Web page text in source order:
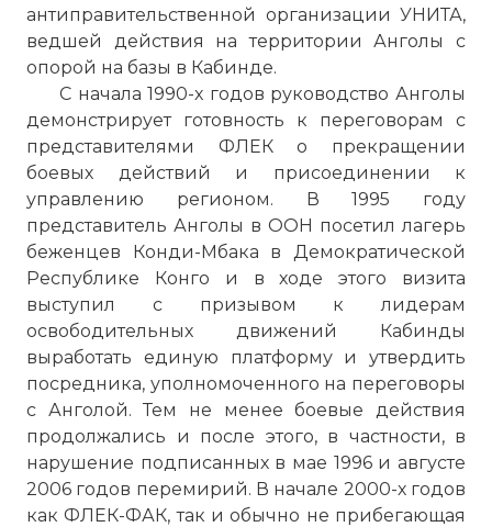
антиправительственной организации УНИТА,
ведшей действия на территории Анголы с
опорой на базы в Кабинде.
С начала 1990-х годов руководство Анголы
демонстрирует готовность к переговорам с
представителями ФЛЕК о прекращении
боевых действий и присоединении к
управлению регионом. В 1995 году
представитель Анголы в ООН посетил лагерь
беженцев Конди-Мбака в Демократической
Республике Конго и в ходе этого визита
выступил с призывом к лидерам
освободительных движений Кабинды
выработать единую платформу и утвердить
посредника, уполномоченного на переговоры
с Анголой. Тем не менее боевые действия
продолжались и после этого, в частности, в
нарушение подписанных в мае 1996 и августе
2006 годов перемирий. В начале 2000-х годов
как ФЛЕК-ФАК, так и обычно не прибегающая